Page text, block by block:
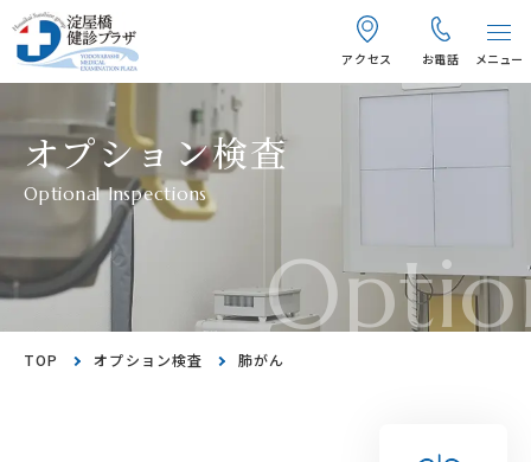
アクセス お電話 メニュー
オプション検査
Optional Inspections
TOP オプション検査 肺がん